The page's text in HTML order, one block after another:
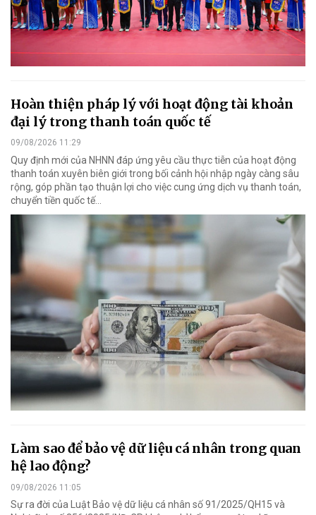
Hoàn thiện pháp lý với hoạt động tài khoản
đại lý trong thanh toán quốc tế
09/08/2026 11:29
Quy định mới của NHNN đáp ứng yêu cầu thực tiễn của hoạt động
thanh toán xuyên biên giới trong bối cảnh hội nhập ngày càng sâu
rộng, góp phần tạo thuận lợi cho việc cung ứng dịch vụ thanh toán,
chuyển tiền quốc tế...
Làm sao để bảo vệ dữ liệu cá nhân trong quan
hệ lao động?
09/08/2026 11:05
Sự ra đời của Luật Bảo vệ dữ liệu cá nhân số 91/2025/QH15 và